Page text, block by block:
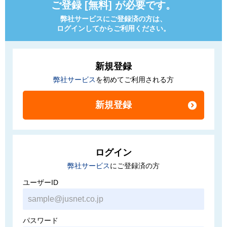
ご登録 [無料] が必要です。
弊社サービスにご登録済の方は、
ログインしてからご利用ください。
新規登録
弊社サービスを初めてご利用される方
ログイン
弊社サービスにご登録済の方
ユーザーID
パスワード